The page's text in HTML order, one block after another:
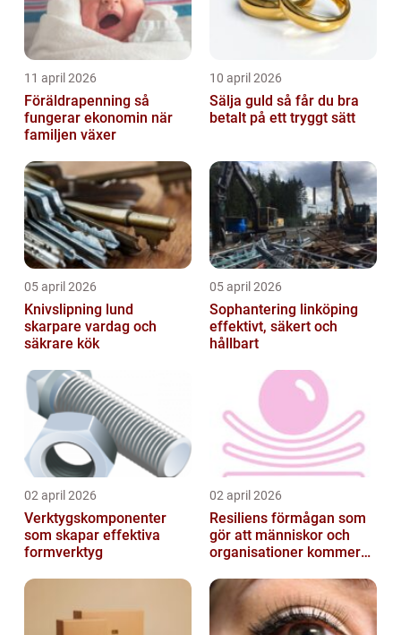
11 april 2026
Föräldrapenning så
fungerar ekonomin när
familjen växer
10 april 2026
Sälja guld så får du bra
betalt på ett tryggt sätt
05 april 2026
Knivslipning lund
skarpare vardag och
säkrare kök
05 april 2026
Sophantering linköping
effektivt, säkert och
hållbart
02 april 2026
Verktygskomponenter
som skapar effektiva
formverktyg
02 april 2026
Resiliens förmågan som
gör att människor och
organisationer kommer